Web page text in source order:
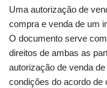
Uma autorização de
compra e venda de um
O documento serve
direitos de ambas as
autorização de venda
condições do acordo de